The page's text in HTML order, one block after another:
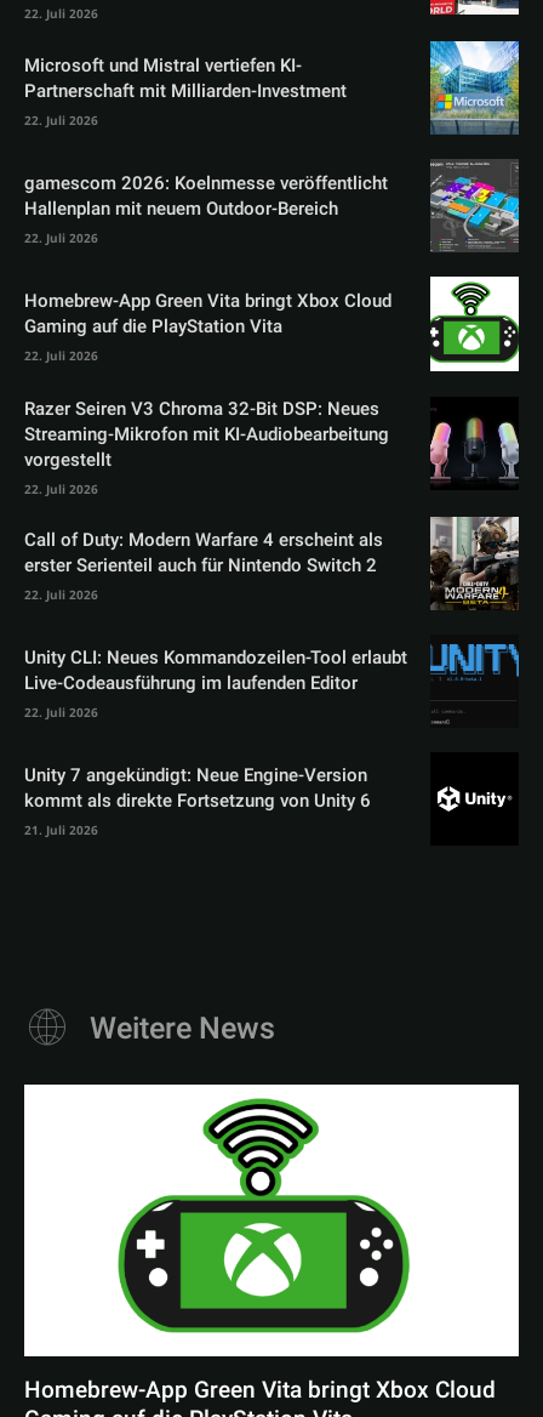
22. Juli 2026
Microsoft und Mistral vertiefen KI-
Partnerschaft mit Milliarden-Investment
22. Juli 2026
gamescom 2026: Koelnmesse veröffentlicht
Hallenplan mit neuem Outdoor-Bereich
22. Juli 2026
Homebrew-App Green Vita bringt Xbox Cloud
Gaming auf die PlayStation Vita
22. Juli 2026
Razer Seiren V3 Chroma 32-Bit DSP: Neues
Streaming-Mikrofon mit KI-Audiobearbeitung
vorgestellt
22. Juli 2026
Call of Duty: Modern Warfare 4 erscheint als
erster Serienteil auch für Nintendo Switch 2
22. Juli 2026
Unity CLI: Neues Kommandozeilen-Tool erlaubt
Live-Codeausführung im laufenden Editor
22. Juli 2026
Unity 7 angekündigt: Neue Engine-Version
kommt als direkte Fortsetzung von Unity 6
21. Juli 2026
Weitere News
Homebrew-App Green Vita bringt Xbox Cloud